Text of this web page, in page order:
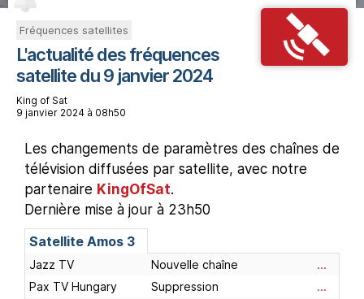
Fréquences satellites
L'actualité des fréquences
satellite du 9 janvier 2024
King of Sat
9 janvier 2024 à 08h50
Les changements de paramètres des chaînes de
télévision diffusées par satellite, avec notre
partenaire KingOfSat.
Dernière mise à jour à 23h50
Satellite Amos 3
Jazz TV Nouvelle chaîne
...
Pax TV Hungary
Suppression
...